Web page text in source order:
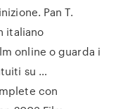
Pan T.
italiano
online o guarda i
su …
con